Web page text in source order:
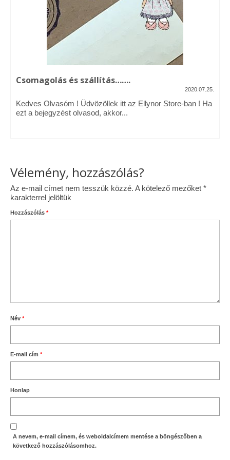
Vásárok, ahol velem is találkozhattál…
Alapanyagok, kellékek
Ellynor története
Adatkezelési tájékoztató
Csomagolás és szállítás…….
2020.07.25.
Kedves Olvasóm ! Üdvözöllek itt az Ellynor Store-ban ! Ha
ezt a bejegyzést olvasod, akkor...
Vélemény, hozzászólás?
Az e-mail címet nem tesszük közzé. A kötelező mezőket *
karakterrel jelöltük
Hozzászólás *
Név *
E-mail cím *
Honlap
A nevem, e-mail címem, és weboldalcímem mentése a böngészőben a
következő hozzászólásomhoz.